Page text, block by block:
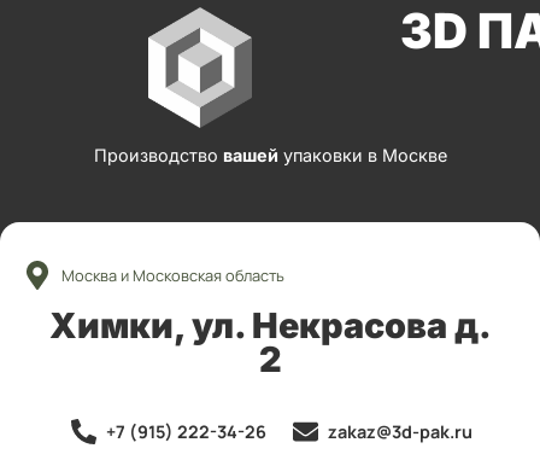
3D
Производство вашей упаковки в Москве
Москва и Московская область
Химки, ул. Некрасова д.
2
+7 (915) 222-34-26 zakaz@3d-pak.ru